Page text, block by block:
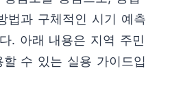
법과 구체적인 시기 예측
. 아래 내용은 지역 주민
수 있는 실용 가이드입